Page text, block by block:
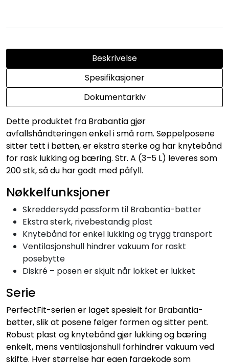
Beskrivelse
Spesifikasjoner
Dokumentarkiv
Dette produktet fra Brabantia gjør
avfallshåndteringen enkel i små rom. Søppelposene
sitter tett i bøtten, er ekstra sterke og har knytebånd
for rask lukking og bæring. Str. A (3–5 L) leveres som
200 stk, så du har godt med påfyll.
Nøkkelfunksjoner
Skreddersydd passform til Brabantia-bøtter
Ekstra sterk, rivebestandig plast
Knytebånd for enkel lukking og trygg transport
Ventilasjonshull hindrer vakuum for raskt
posebytte
Diskré – posen er skjult når lokket er lukket
Serie
PerfectFit-serien er laget spesielt for Brabantia-
bøtter, slik at posene følger formen og sitter pent.
Robust plast og knytebånd gjør lukking og bæring
enkelt, mens ventilasjonshull forhindrer vakuum ved
skifte. Hver størrelse har egen fargekode som